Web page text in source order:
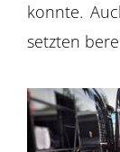
konnte.
setzten